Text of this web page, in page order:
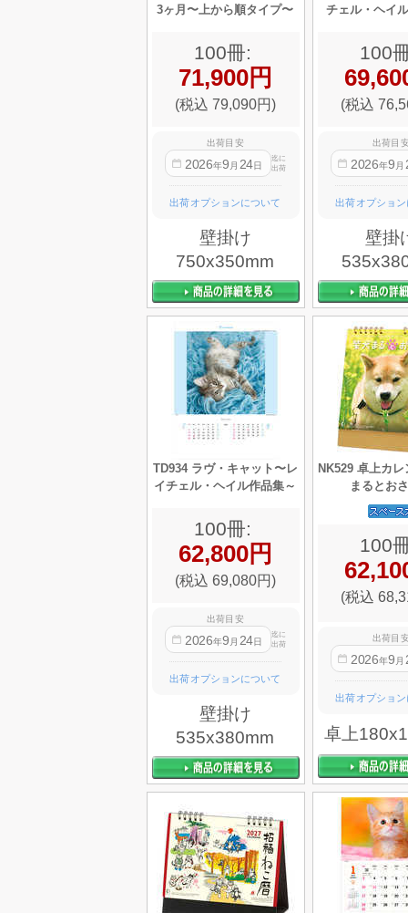
3ヶ月〜上から順タイプ〜
100冊:
71,900円
(税込 79,090円)
出荷目安
2026年9 月 24日
迄に
出荷
出荷オプションについて
壁掛け
750x350mm
チェル・ヘイ
100
(税込
出荷目
2026年9 月
出荷オプショ
壁掛
TD934 ラヴ・キャット〜レ
イチェル・ヘイル作品集～
100冊:
62,800円
(税込 69,080円)
出荷目安
2026年9 月 24日
迄に
出荷
出荷オプションについて
壁掛け
535x380mm
NK529 卓上カ
まるとお
100
(税込
出荷目
2026年9 月
出荷オプショ
卓上